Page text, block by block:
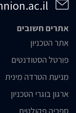
אתרים חשובים
אתר הטכניון
פורטל הסטודנטים
מניעת הטרדה מינית
ארגון בוגרי הטכניון
ספריה פקולטית